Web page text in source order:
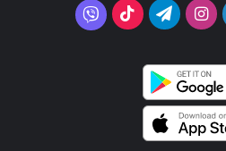
لينكدإنانستقرامتيلقرام‫TikTokفايبر